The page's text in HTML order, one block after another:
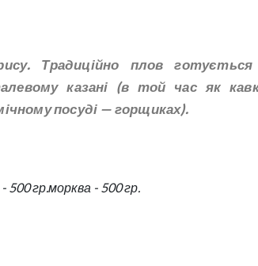
Традиційно плов
казані (в той час як
посуді — горщиках).
500 гр.морква - 500 гр.